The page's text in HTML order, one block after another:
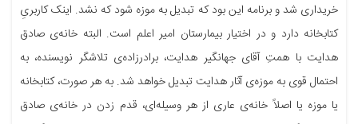
خریداری شد و برنامه این بود که تبدیل به موزه شود که نشد. اینک کاربریِ
کتابخانه دارد و در اختیار بیمارستان امیر اعلم است. البته خانه‌ی صادق
هدایت با همتِ آقای جهانگیر هدایت، برادرزاده‌ی تلاشگر نویسنده، به
احتمال قوی به موزه‌ی آثار هدایت تبدیل خواهد شد. به هر صورت، کتابخانه
یا موزه یا اصلاً خانه‌ی عاری از هر وسیله‌ای، قدم زدن در خانه‌ی صادق